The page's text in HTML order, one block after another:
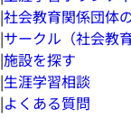
|社会教育関係団体
|サークル（社会教
|施設を探す
|生涯学習相談
|よくある質問